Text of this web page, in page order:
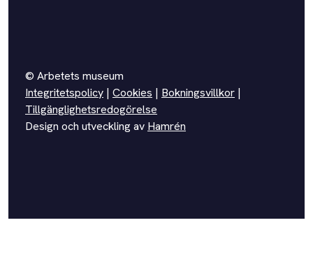
© Arbetets museum
Integritetspolicy | Cookies | Bokningsvillkor |
Tillgänglighetsredogörelse
Design och utveckling av Hamrén